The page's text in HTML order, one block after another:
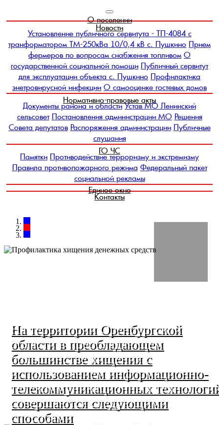
О поселении
Новости
Установление публичного сервитута - ТП-4084 с
транформатором ТМ-250кВа 10/0,4 кВ с. Пушкино Прием
фермеров по вопросам снабжения топливом О
государственной социальной помощи Публичный сервитут
для эксплуатации объекта с. Пушкино Профилактика
энетровирусной инфекции О самооценке гостевых домов
Нормативно-правовые акты
Документы района и области Устав МО Ленинский
сельсовет Постановления администрации МО Решения
Совета депутатов Распоряжения администрации Публичные
слушания
ГО ЧС
Памятки Противодействие терроризму и экстремизму
Правила противопожарного режима Федеральный пакет
социальной рекламы
Единое окно
Контакты
На территории Оренбургской
области в преобладающем
большинстве хищения с
использованием информационно-
телекоммуникационных
совершаются следующими
способами